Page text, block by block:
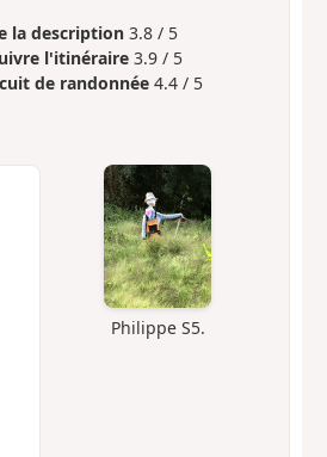
la description 3.8 / 5
l'itinéraire 3.9 / 5
de randonnée 4.4 / 5
Philippe S5.